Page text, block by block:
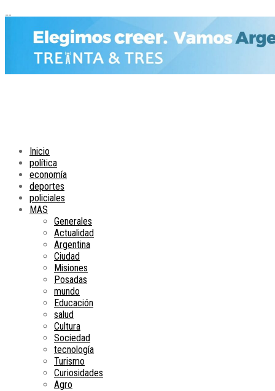
Inicio
política
economía
deportes
policiales
MAS
Generales
Actualidad
Argentina
Ciudad
Misiones
Posadas
mundo
Educación
salud
Cultura
Sociedad
tecnología
Turismo
Curiosidades
Agro